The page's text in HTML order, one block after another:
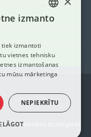
Visas tiesības aizsargātas
LATVIAN
ENGLISH
izmanto
izmantoti
vietnes tehnisku
izmantošanas
mūsu mārketinga
NEPIEKRĪTU